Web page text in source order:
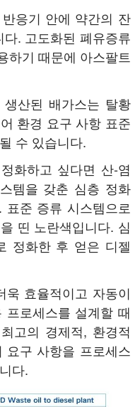
응기 안에 약간의 잔
. 고도화된 폐유증류
하기 때문에 아스팔트
산된 배가스는 탈황
환경 요구 사항 표준
수 있습니다.
화하고 싶다면 산-염
템을 갖춘 심층 정화
표준 증류 시스템으로
띤 노란색입니다. 심
정화한 후 얻은 디젤
욱 효율적이고 자동이
로세스를 설계할 때
고의 경제적, 환경적
요구 사항을 프로세스
다.